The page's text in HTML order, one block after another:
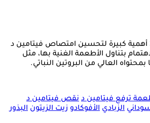
تمثل أحماض أوميجا 3 أهمية كبيرة لتحسين امتصاص فيتامين د
بتناول الأطعمة الغنية بها، مثل
بمحتواه العالي من البروتين النباتي.
ترفع فيتامين د نقص فيتامين د
الزبادي الأفوكادو زيت الزيتون البذور